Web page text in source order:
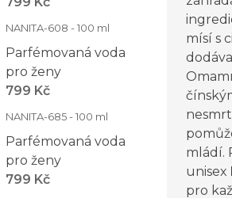
NANITA-608 - 100 ml
Parfémovaná voda
pro ženy
799 Kč
NANITA-685 - 100 ml
Parfémovaná voda
pro ženy
799 Kč
mísí s
mládí.
unisex
pro